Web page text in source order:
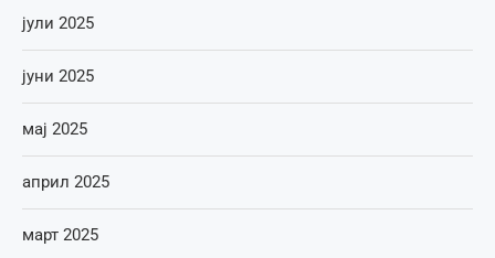
јули 2025
јуни 2025
мај 2025
април 2025
март 2025